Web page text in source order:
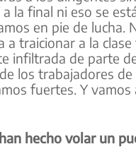
la final ni eso se
en pie de lucha.
traicionar a la
infiltrada de parte
los trabajadores
fuertes. Y vamos
hecho volar un